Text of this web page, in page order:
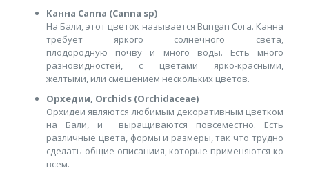
Канна Canna (Canna sp)
На Бали, этот цветок называется Bungan Сога. Канна
требует яркого солнечного света,
плодородную почву и много воды. Есть много
разновидностей, с цветами ярко-красными,
желтыми, или смешением нескольких цветов.
Орхедии, Orchids (Orchidaceae)
Орхидеи являются любимым декоративным цветком
на Бали, и выращиваются повсеместно. Есть
различные цвета, формы и размеры, так что трудно
сделать общие описаниия, которые применяются ко
всем.